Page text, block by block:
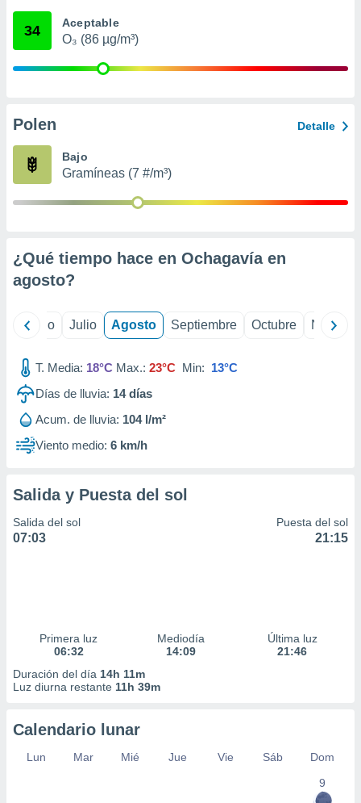
mediante
publicidad
de
34 Aceptable
O₃ (86 µg/m³)
Polen Detalle
Bajo
Gramíneas (7 #/m³)
¿Qué tiempo hace en Ochagavía en
agosto?
Junio Julio Agosto Septiembre Octubre
T. Media: 18°C Max.: 23°C Min: 13°C
Días de lluvia: 14días
Acum. de lluvia: 104 l/m²
Viento medio: 6 km/h
Salida y Puesta del sol
Salida del sol
07:03
Puesta del sol
21:15
Primera luz
06:32
Mediodía
14:09
Última luz
21:46
Duración del día 14h 11m
Luz diurna restante 11h 39m
Calendario lunar
Lun Mar Mié Jue Vie Sáb
Dom
9